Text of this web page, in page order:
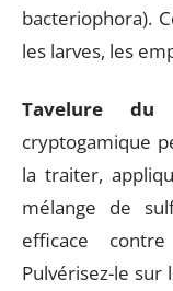
bacteriophora).
les larves, les
Tavelure du
cryptogamique
la traiter,
mélange de
efficace
Pulvérisez-le sur